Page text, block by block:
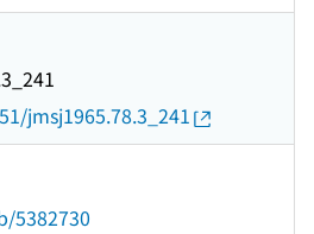
jmsj1965.78.3_241
5382730